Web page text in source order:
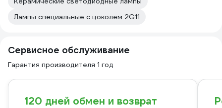
Лампы специальные с цоколем 2G11
Сервисное обслуживание
Гарантия производителя 1 год
120 дней обмен и возврат